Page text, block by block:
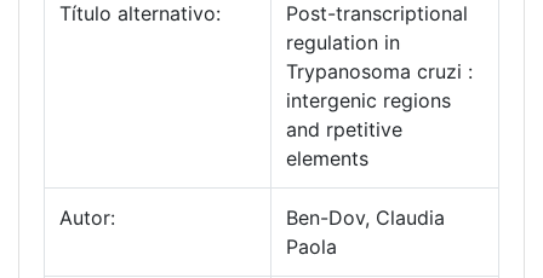
Título alternativo:
Post-transcriptional
regulation in
Trypanosoma cruzi :
intergenic regions
and rpetitive
elements
Autor:
Ben-Dov, Claudia
Paola